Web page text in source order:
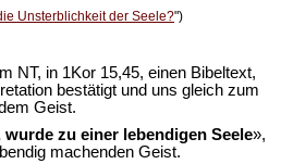
Unsterblichkeit der Seele?")
NT, in 1Kor 15,45, einen Bibeltext,
bestätigt und uns gleich zum
Geist.
wurde zu einer lebendigen Seele»,
machenden Geist.